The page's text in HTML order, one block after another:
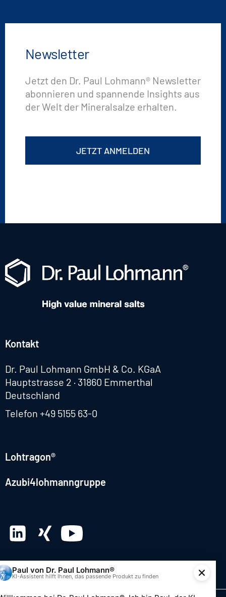
Newsletter
Jetzt den Dr. Paul Lohmann® Newsletter
abonnieren und spannende Insights aus
der Welt der Mineralsalze erhalten.
JETZT ANMELDEN
Kontakt
Dr. Paul Lohmann GmbH & Co. KGaA
Hauptstrasse 2 · 31860 Emmerthal
Deutschland
Telefon +49 5155 63-0
Lohtragon®
Azubi4lohmanngruppe